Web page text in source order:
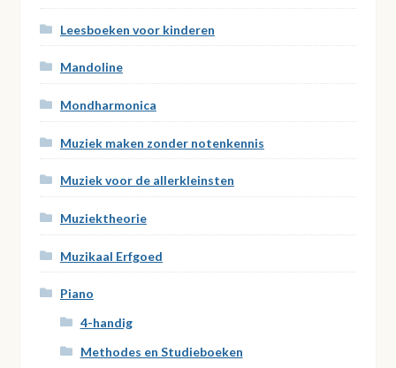
Leesboeken voor kinderen
Mandoline
Mondharmonica
Muziek maken zonder notenkennis
Muziek voor de allerkleinsten
Muziektheorie
Muzikaal Erfgoed
Piano
4-handig
Methodes en Studieboeken